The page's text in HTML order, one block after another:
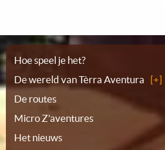
Plattegrond
Hoe speel je het?
De wereld van Tèrra Aventura
De routes
Micro Z'aventures
Het nieuws